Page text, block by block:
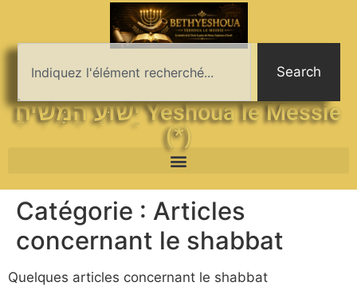
Search
יֵשׁוּעַ הַמָּשִׁיחַ Yeshoua le Messie
(*)
Catégorie : Articles
concernant le shabbat
Quelques articles concernant le shabbat